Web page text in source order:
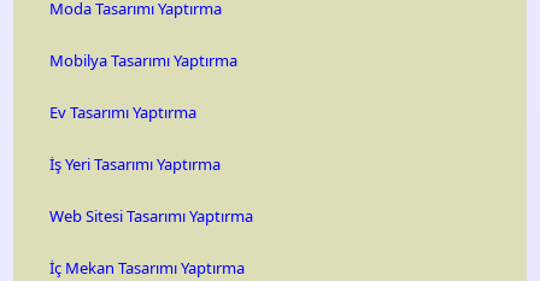
Moda Tasarımı Yaptırma
Mobilya Tasarımı Yaptırma
Ev Tasarımı Yaptırma
İş Yeri Tasarımı Yaptırma
Web Sitesi Tasarımı Yaptırma
İç Mekan Tasarımı Yaptırma